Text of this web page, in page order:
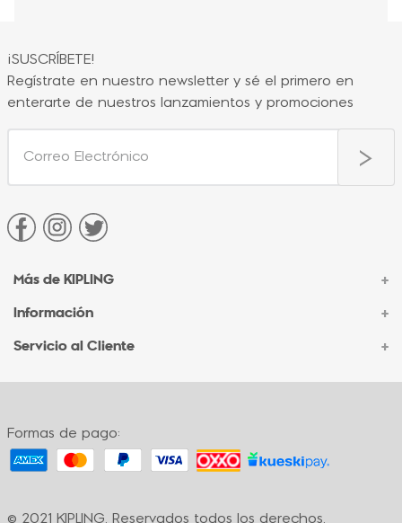
¡SUSCRÍBETE!
Regístrate en nuestro newsletter y sé el primero en
enterarte de nuestros lanzamientos y promociones
Más de KIPLING +
Acerca de Kipling
Sucursales
Información +
Contacto Corporativo
Formas de pago
Servicio al Cliente +
Contacto
Políticas de cambio
Términos y condiciones
Formas de pago:
© 2021 KIPLING. Reservados todos los derechos.